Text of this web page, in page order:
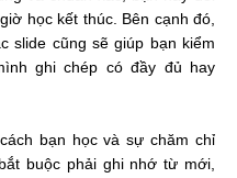
học kết thúc. Bên cạnh đó,
slide cũng sẽ giúp bạn kiểm
ghi chép có đầy đủ hay
bạn học và sự chăm chỉ
buộc phải ghi nhớ từ mới,